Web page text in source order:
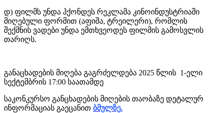
დ) ფილმს უნდა ჰქონდეს რეკლამა კინოინდუსტრიაში
მიღებული ფორმით (აფიშა, ტრეილერი), რომლის
შექმნის ვადები უნდა ემთხვეოდეს ფილმის გამოსვლის
თარიღს.
განაცხადების მიღება გაგრძელდება 2025 წლის 1-ელი
სექტემბრის 17:00 საათამდე
საკონკურსო განცხადების მიღების თაობაზე დეტალურ
ინფორმაციას გაეცანით ბმულზე.